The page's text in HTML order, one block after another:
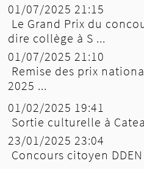
01/07/2025 21:15
Le Grand Prix du
dire collège à S ...
01/07/2025 21:10
Remise des prix
2025 ...
01/02/2025 19:41
Sortie culturelle à
23/01/2025 23:04
Concours citoyen DDEN